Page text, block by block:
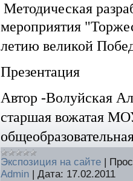
Методическая
мероприятия "
летию великой
Презентация
Автор -Волуйская
старшая вожатая
Экспозиция на сайте |
Admin | Дата: 17.02.2011